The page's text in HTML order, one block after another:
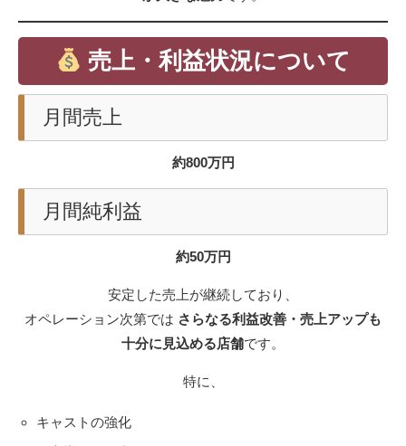
売上・利益状況について
月間売上
約800万円
月間純利益
約50万円
安定した売上が継続しており、
オペレーション次第では さらなる利益改善・売上アップも
十分に見込める店舗です。
特に、
キャストの強化